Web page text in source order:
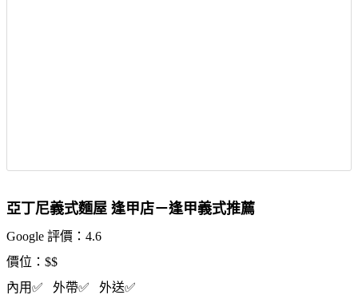
亞丁尼義式麵屋 逢甲店－逢甲義式推薦
Google 評價：4.6
價位：$$
內用✅ 外帶✅ 外送✅